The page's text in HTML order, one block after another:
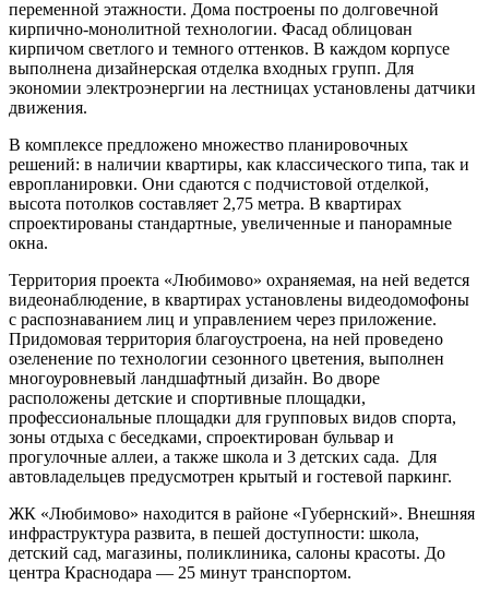
переменной этажности. Дома построены по долговечной
кирпично-монолитной технологии. Фасад облицован
кирпичом светлого и темного оттенков. В каждом корпусе
выполнена дизайнерская отделка входных групп. Для
экономии электроэнергии на лестницах установлены датчики
движения.
В комплексе предложено множество планировочных
решений: в наличии квартиры, как классического типа, так и
европланировки. Они сдаются с подчистовой отделкой,
высота потолков составляет 2,75 метра. В квартирах
спроектированы стандартные, увеличенные и панорамные
окна.
Территория проекта «Любимово» охраняемая, на ней ведется
видеонаблюдение, в квартирах установлены видеодомофоны
с распознаванием лиц и управлением через приложение.
Придомовая территория благоустроена, на ней проведено
озеленение по технологии сезонного цветения, выполнен
многоуровневый ландшафтный дизайн. Во дворе
расположены детские и спортивные площадки,
профессиональные площадки для групповых видов спорта,
зоны отдыха с беседками, спроектирован бульвар и
прогулочные аллеи, а также школа и 3 детских сада. Для
автовладельцев предусмотрен крытый и гостевой паркинг.
ЖК «Любимово» находится в районе «Губернский». Внешняя
инфраструктура развита, в пешей доступности: школа,
детский сад, магазины, поликлиника, салоны красоты. До
центра Краснодара — 25 минут транспортом.